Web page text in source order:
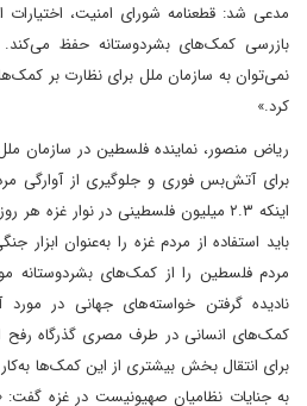
مدعی شد: قطعنامه شورای امنیت، اختیارات
بازرسی کمک‌های بشردوستانه حفظ
نمی‌توان به سازمان ملل برای نظارت بر
کرد.»
ریاض منصور، نماینده فلسطین در سازمان
برای آتش‌بس فوری و جلوگیری از آوارگی
اینکه ۲.۳ میلیون فلسطینی در نوار غزه
باید استفاده از مردم غزه را به‌عنوان
مردم فلسطین را از کمک‌های بشردوستانه
نادیده گرفتن خواسته‌های جهانی در
کمک‌های انسانی در طرف مصری گذرگاه رفح
برای انتقال بخش بیشتری از این کمک‌ها
به جنایات نظامیان صهیونیست در غزه گفت: